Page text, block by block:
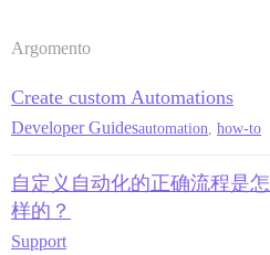
Argomento
Create custom Automations
Developer Guidesautomation how-to
自定义自动化的正确流程是怎
样的？
Support